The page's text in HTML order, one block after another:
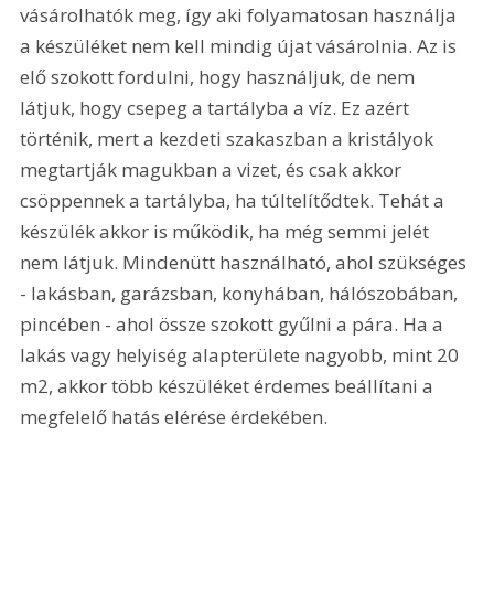
vásárolhatók meg, így aki folyamatosan használja
a készüléket nem kell mindig újat vásárolnia. Az is
elő szokott fordulni, hogy használjuk, de nem
látjuk, hogy csepeg a tartályba a víz. Ez azért
történik, mert a kezdeti szakaszban a kristályok
megtartják magukban a vizet, és csak akkor
csöppennek a tartályba, ha túltelítődtek. Tehát a
készülék akkor is működik, ha még semmi jelét
nem látjuk. Mindenütt használható, ahol szükséges
- lakásban, garázsban, konyhában, hálószobában,
pincében - ahol össze szokott gyűlni a pára. Ha a
lakás vagy helyiség alapterülete nagyobb, mint 20
m2, akkor több készüléket érdemes beállítani a
megfelelő hatás elérése érdekében.